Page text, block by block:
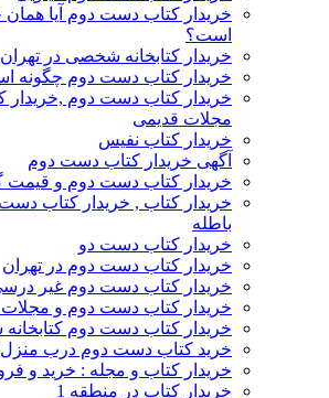
خریدار کتاب دست دوم آیا همان
است؟
خریدار کتابخانه شخصی در
خریدار کتاب دست دوم چگونه
خریدار کتاب دست دوم ,خریدار
مجلات قدیمی
خریدار کتاب نفیس
آگهی خریدار کتاب دست دوم
خریدار کتاب دست دوم و قیمت
خریدار کتاب , خریدار کتاب
باطله
خریدار کتاب دست دو
خریدار کتاب دست دوم در تهران
خریدار کتاب دست دوم غیر
خریدار کتاب دست دوم و
خریدار کتاب دست دوم
خرید کتاب دست دوم درب منزل
خریدار کتاب و مجله : خرید و
خریدار کتاب در منطقه 1